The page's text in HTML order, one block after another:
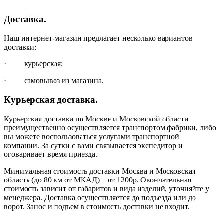
Доставка.
Наш интернет-магазин предлагает несколько вариантов
доставки:
· курьерская;
· самовывоз из магазина.
Курьерская доставка.
Курьерская доставка по Москве и Московской области
преимущественно осуществляется транспортом фабрики, либо
вы можете воспользоваться услугами транспортной
компании. За сутки с вами связывается экспедитор и
оговаривает время приезда.
Минимальная стоимость доставки Москва и Московская
область (до 80 км от МКАД) – от 1200р. Окончательная
стоимость зависит от габаритов и вида изделий, уточняйте у
менеджера. Доставка осуществляется до подъезда или до
ворот. Занос и подъем в стоимость доставки не входит.